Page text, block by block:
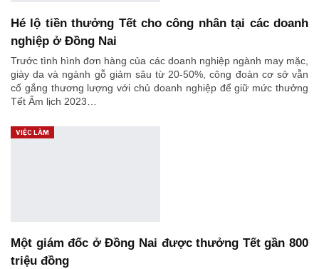
Hé lộ tiền thưởng Tết cho công nhân tại các doanh
nghiệp ở Đồng Nai
Trước tình hình đơn hàng của các doanh nghiệp ngành may mặc,
giày da và ngành gỗ giảm sâu từ 20-50%, công đoàn cơ sở vẫn
cố gắng thương lượng với chủ doanh nghiệp để giữ mức thưởng
Tết Âm lịch 2023…
VIỆC LÀM
Một giám đốc ở Đồng Nai được thưởng Tết gần 800
triệu đồng